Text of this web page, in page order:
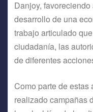
Danjoy,
desarrollo de una
trabajo articulado
ciudadanía, las
de diferentes
Como parte de
realizado campañas